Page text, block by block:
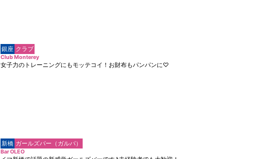
銀座 クラブ
Club Monterey
女子力のトレーニングにもモッテコイ！お財布もパンパンに♡
新橋 ガールズバー（ガルバ）
Bar OLEO